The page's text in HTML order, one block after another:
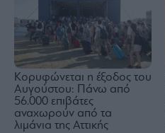
Κορυφώνεται η έξοδος του
Αυγούστου: Πάνω από
56.000 επιβάτες
αναχωρούν από τα
λιμάνια της Αττικής